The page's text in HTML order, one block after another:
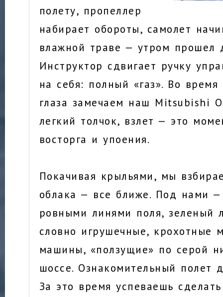
полету, пропеллер
набирает обороты, самолет
влажной траве — утром прошел
Инструктор сдвигает ручку
на себя: полный «газ». Во
глаза замечаем наш Mitsubishi
легкий толчок, взлет — это
восторга и упоения.
Покачивая крыльями, мы
облака — все ближе. Под нами —
ровными линями поля, зеленый
словно игрушечные, крохотные
машины, «ползущие» по серой
шоссе. Ознакомительный полет
За это время успеваешь